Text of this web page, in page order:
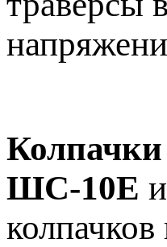
ШС-10Е